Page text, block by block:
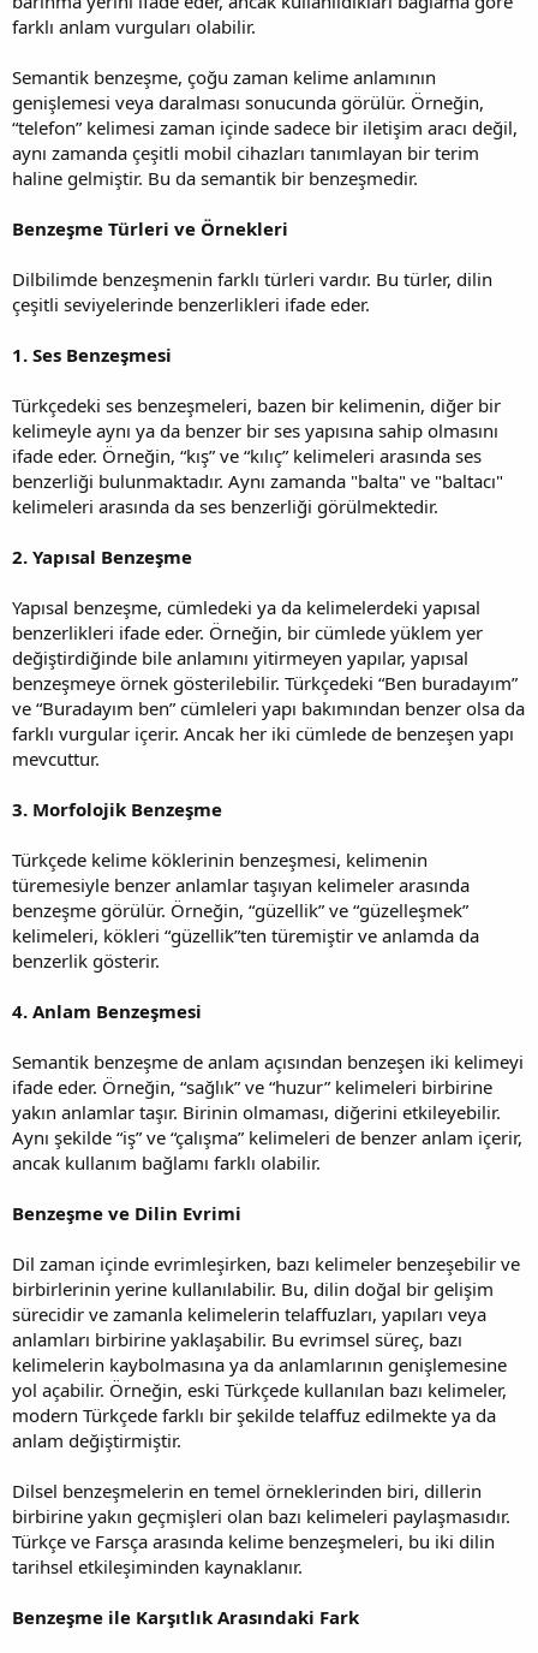
farklı anlam vurguları olabilir.
Semantik benzeşme, çoğu zaman kelime anlamının
genişlemesi veya daralması sonucunda görülür. Örneğin,
“telefon” kelimesi zaman içinde sadece bir iletişim aracı değil,
aynı zamanda çeşitli mobil cihazları tanımlayan bir terim
haline gelmiştir. Bu da semantik bir benzeşmedir.
Benzeşme Türleri ve Örnekleri
Dilbilimde benzeşmenin farklı türleri vardır. Bu türler, dilin
çeşitli seviyelerinde benzerlikleri ifade eder.
1. Ses Benzeşmesi
Türkçedeki ses benzeşmeleri, bazen bir kelimenin, diğer bir
kelimeyle aynı ya da benzer bir ses yapısına sahip olmasını
ifade eder. Örneğin, “kış” ve “kılıç” kelimeleri arasında ses
benzerliği bulunmaktadır. Aynı zamanda "balta" ve "baltacı"
kelimeleri arasında da ses benzerliği görülmektedir.
2. Yapısal Benzeşme
Yapısal benzeşme, cümledeki ya da kelimelerdeki yapısal
benzerlikleri ifade eder. Örneğin, bir cümlede yüklem yer
değiştirdiğinde bile anlamını yitirmeyen yapılar, yapısal
benzeşmeye örnek gösterilebilir. Türkçedeki “Ben buradayım”
ve “Buradayım ben” cümleleri yapı bakımından benzer olsa da
farklı vurgular içerir. Ancak her iki cümlede de benzeşen yapı
mevcuttur.
3. Morfolojik Benzeşme
Türkçede kelime köklerinin benzeşmesi, kelimenin
türemesiyle benzer anlamlar taşıyan kelimeler arasında
benzeşme görülür. Örneğin, “güzellik” ve “güzelleşmek”
kelimeleri, kökleri “güzellik”ten türemiştir ve anlamda da
benzerlik gösterir.
4. Anlam Benzeşmesi
Semantik benzeşme de anlam açısından benzeşen iki kelimeyi
ifade eder. Örneğin, “sağlık” ve “huzur” kelimeleri birbirine
yakın anlamlar taşır. Birinin olmaması, diğerini etkileyebilir.
Aynı şekilde “iş” ve “çalışma” kelimeleri de benzer anlam içerir,
ancak kullanım bağlamı farklı olabilir.
Benzeşme ve Dilin Evrimi
Dil zaman içinde evrimleşirken, bazı kelimeler benzeşebilir ve
birbirlerinin yerine kullanılabilir. Bu, dilin doğal bir gelişim
sürecidir ve zamanla kelimelerin telaffuzları, yapıları veya
anlamları birbirine yaklaşabilir. Bu evrimsel süreç, bazı
kelimelerin kaybolmasına ya da anlamlarının genişlemesine
yol açabilir. Örneğin, eski Türkçede kullanılan bazı kelimeler,
modern Türkçede farklı bir şekilde telaffuz edilmekte ya da
anlam değiştirmiştir.
Dilsel benzeşmelerin en temel örneklerinden biri, dillerin
birbirine yakın geçmişleri olan bazı kelimeleri paylaşmasıdır.
Türkçe ve Farsça arasında kelime benzeşmeleri, bu iki dilin
tarihsel etkileşiminden kaynaklanır.
Benzeşme ile Karşıtlık Arasındaki Fark